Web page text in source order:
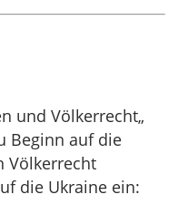
und Völkerrecht„
Beginn auf die
Völkerrecht
die Ukraine ein: